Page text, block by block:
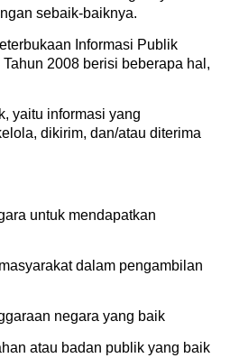
sebaik-baiknya.
Informasi Publik
2008 berisi beberapa hal,
yaitu informasi yang
dikirim, dan/atau diterima
untuk mendapatkan
dalam pengambilan
negara yang baik
atau badan publik yang baik